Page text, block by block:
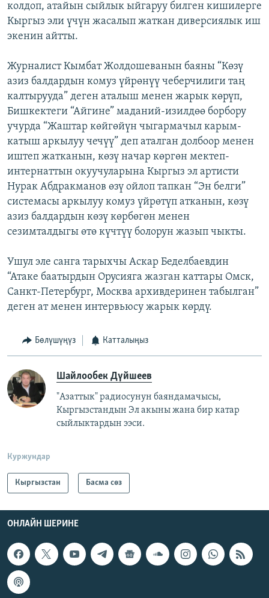
колдоп, атайын сыйлык ыйгаруу билген кишилерге
Кыргыз эли үчүн жасалып жаткан диверсиялык иш
экенин айтты.
Журналист Кымбат Жолдошеванын баяны “Көзү
азиз балдардын комуз үйрөнүү чеберчилиги таң
калтырууда” деген аталыш менен жарык көрүп,
Бишкектеги “Айгине” маданий-изилдөө борбору
учурда “Жаштар көйгөйүн чыгармачыл карым-
катыш аркылуу чечүү” деп аталган долбоор менен
иштеп жатканын, көзү начар көргөн мектеп-
интернаттын окуучуларына Кыргыз эл артисти
Нурак Абдракманов өзү ойлоп тапкан “Эн белги”
системасы аркылуу комуз үйрөтүп атканын, көзү
азиз балдардын көзү көрбөгөн менен
сезимталдыгы өтө күчтүү болорун жазып чыкты.
Ушул эле санга тарыхчы Аскар Беделбаевдин
“Атаке баатырдын Орусияга жазган каттары Омск,
Санкт-Петербург, Москва архивдеринен табылган”
деген ат менен интервьюсу жарык көрдү.
Бөлүшүңүз Катталыңыз
Шайлообек Дүйшеев
"Азаттык" радиосунун баяндамачысы,
Кыргызстандын Эл акыны жана бир катар
сыйлыктардын ээси.
Куржундар
Кыргызстан Басма сөз
ОНЛАЙН ШЕРИНЕ